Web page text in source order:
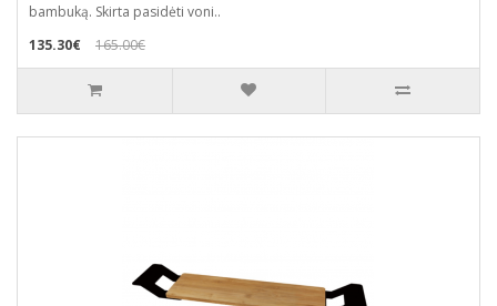
bambuką. Skirta pasidėti voni..
135.30€
165.00€